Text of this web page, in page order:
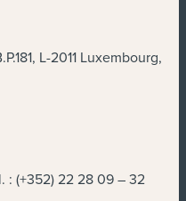
L-2011 Luxembourg,
: (+352) 22 28 09 – 32